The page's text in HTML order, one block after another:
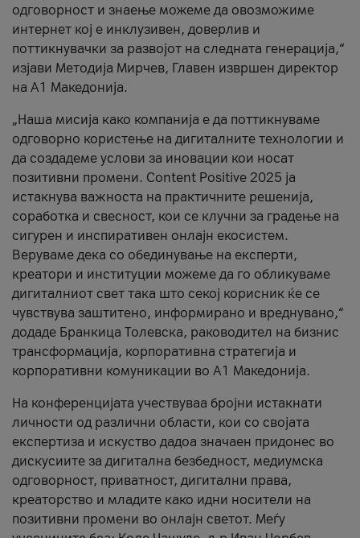
одговорност и знаење можеме да овозможиме
интернет кој е инклузивен, доверлив и
поттикнувачки за развојот на следната генерација,“
изјави Методија Мирчев, Главен извршен директор
на А1 Македонија.
„Наша мисија како компанија е да поттикнуваме
одговорно користење на дигиталните технологии и
да создадеме услови за иновации кои носат
позитивни промени. Content Positive 2025 ја
истакнува важноста на практичните решенија,
соработка и свесност, кои се клучни за градење на
сигурен и инспиративен онлајн екосистем.
Веруваме дека со обединување на експерти,
креатори и институции можеме да го обликуваме
дигиталниот свет така што секој корисник ќе се
чувствува заштитено, информирано и вреднувано,“
додаде Бранкица Толевска, раководител на бизнис
трансформација, корпоративна стратегија и
корпоративни комуникации во А1 Македонија.
На конференцијата учествуваа бројни истакнати
личности од различни области, кои со својата
експертиза и искуство дадоа значаен придонес во
дискусиите за дигитална безбедност, медиумска
одговорност, приватност, дигитални права,
креаторство и младите како идни носители на
позитивни промени во онлајн светот. Меѓу